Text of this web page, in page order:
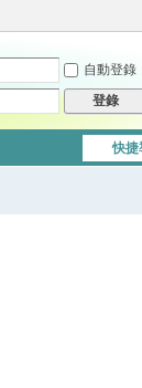
自動登錄
登錄
快捷